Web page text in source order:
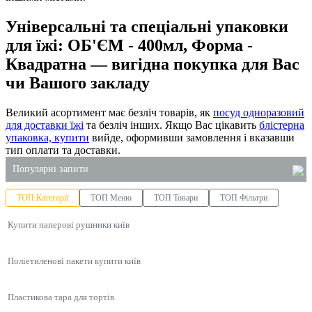
Універсальні та спеціальні упаковки
для їжі: ОБ'ЄМ - 400мл, Форма -
Квадратна — вигідна покупка для Вас
чи Вашого закладу
Великий асортимент має безліч товарів, як посуд одноразовий
для доставки їжі та безліч інших. Якщо Вас цікавить блістерна
упаковка, купити вийде, оформивши замовлення і вказавши
тип оплати та доставки.
Популярні запити
крафт пакети з ручками
засіб для миття скла 5л
паперові рушники замовити
замовлення миючих засобів
ТОП Категорії ТОП Меню ТОП Товари ТОП Фільтри
Купити паперові рушники київ
Поліетиленові пакети купити київ
Пластикова тара для тортів